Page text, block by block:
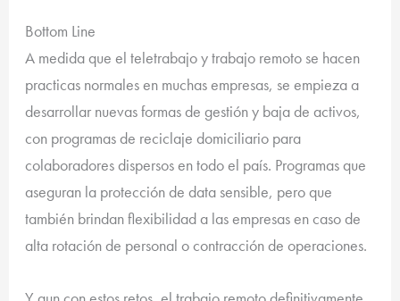
Bottom Line
A medida que el teletrabajo y trabajo remoto se hacen
practicas normales en muchas empresas, se empieza a
desarrollar nuevas formas de gestión y baja de activos,
con programas de reciclaje domiciliario para
colaboradores dispersos en todo el país. Programas que
aseguran la protección de data sensible, pero que
también brindan flexibilidad a las empresas en caso de
alta rotación de personal o contracción de operaciones.